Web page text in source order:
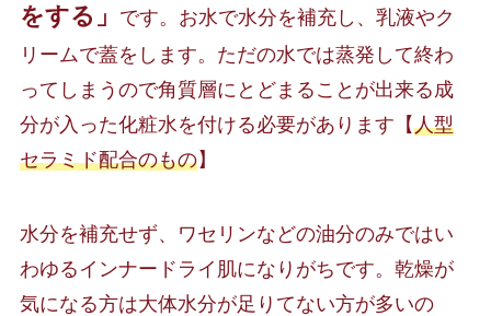
をする」
です。お水で水分を補充し、乳液やク
リームで蓋をします。ただの水では蒸発して終わ
ってしまうので角質層にとどまることが出来る成
分が入った化粧水を付ける必要があります【人型
セラミド配合のもの】
水分を補充せず、ワセリンなどの油分のみではい
わゆるインナードライ肌になりがちです。乾燥が
気になる方は大体水分が足りてない方が多いの